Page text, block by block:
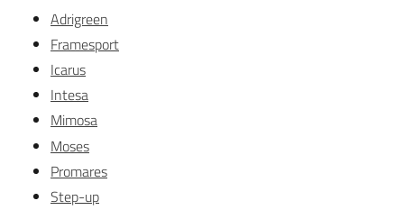
Adrigreen
Framesport
Icarus
Intesa
Mimosa
Moses
Promares
Step-up